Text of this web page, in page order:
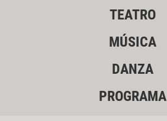
TEATRO
MÚSICA
DANZA
PROGRAMA